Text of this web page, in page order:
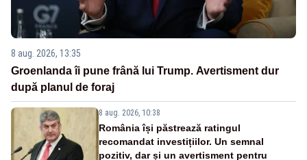
8 aug. 2026, 13:35
Groenlanda îi pune frână lui Trump. Avertisment dur
după planul de foraj
8 aug. 2026, 10:38
România își păstrează ratingul
recomandat investițiilor. Un semnal
pozitiv, dar și un avertisment pentru